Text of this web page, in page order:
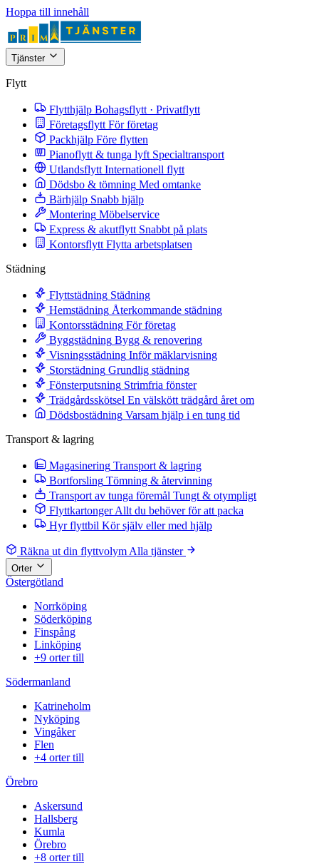
Hoppa till innehåll
Tjänster
Flytt
Flytthjälp Bohagsflytt · Privatflytt
Företagsflytt För företag
Packhjälp Före flytten
Pianoflytt & tunga lyft Specialtransport
Utlandsflytt Internationell flytt
Dödsbo & tömning Med omtanke
Bärhjälp Snabb hjälp
Montering Möbelservice
Express & akutflytt Snabbt på plats
Kontorsflytt Flytta arbetsplatsen
Städning
Flyttstädning Städning
Hemstädning Återkommande städning
Kontorsstädning För företag
Byggstädning Bygg & renovering
Visningsstädning Inför mäklarvisning
Storstädning Grundlig städning
Fönsterputsning Strimfria fönster
Trädgårdsskötsel En välskött trädgård året om
Dödsbostädning Varsam hjälp i en tung tid
Transport & lagring
Magasinering Transport & lagring
Bortforsling Tömning & återvinning
Transport av tunga föremål Tungt & otympligt
Flyttkartonger Allt du behöver för att packa
Hyr flyttbil Kör själv eller med hjälp
Räkna ut din flyttvolym Alla tjänster
Orter
Östergötland
Norrköping
Söderköping
Finspång
Linköping
+9 orter till
Södermanland
Katrineholm
Nyköping
Vingåker
Flen
+4 orter till
Örebro
Askersund
Hallsberg
Kumla
Örebro
+8 orter till